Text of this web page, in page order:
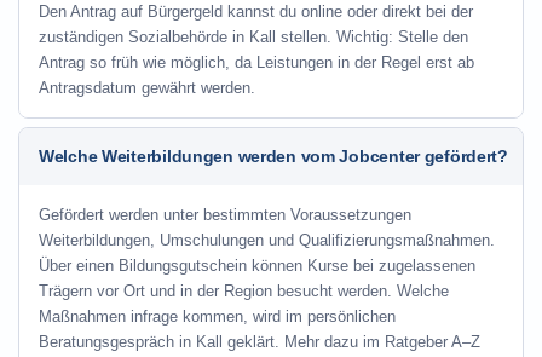
Den Antrag auf Bürgergeld kannst du online oder direkt bei der
zuständigen Sozialbehörde in Kall stellen. Wichtig: Stelle den
Antrag so früh wie möglich, da Leistungen in der Regel erst ab
Antragsdatum gewährt werden.
Welche Weiterbildungen werden vom Jobcenter gefördert?
Gefördert werden unter bestimmten Voraussetzungen
Weiterbildungen, Umschulungen und Qualifizierungsmaßnahmen.
Über einen Bildungsgutschein können Kurse bei zugelassenen
Trägern vor Ort und in der Region besucht werden. Welche
Maßnahmen infrage kommen, wird im persönlichen
Beratungsgespräch in Kall geklärt. Mehr dazu im Ratgeber A–Z